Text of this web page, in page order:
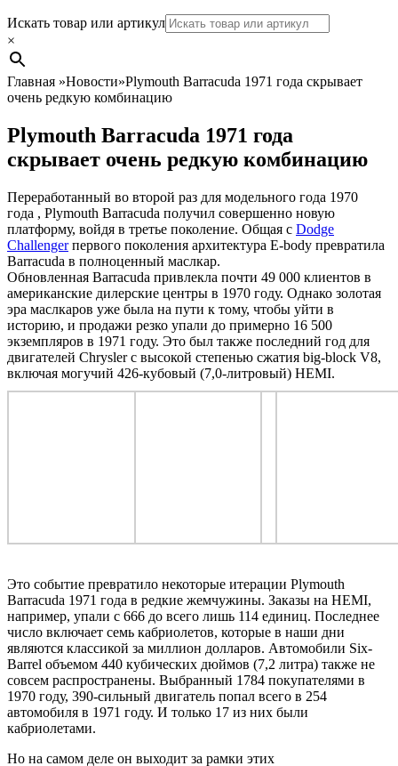
Search
Искать товар или артикул
×
Главная »Новости»Plymouth Barracuda 1971 года скрывает
очень редкую комбинацию
Plymouth Barracuda 1971 года
скрывает очень редкую комбинацию
Переработанный во второй раз для модельного года 1970
года , Plymouth Barracuda получил совершенно новую
платформу, войдя в третье поколение. Общая с Dodge
Challengerпервого поколения архитектура E-body превратила
Barracuda в полноценный маслкар.
Обновленная Barracuda привлекла почти 49 000 клиентов в
американские дилерские центры в 1970 году. Однако золотая
эра маслкаров уже была на пути к тому, чтобы уйти в
историю, и продажи резко упали до примерно 16 500
экземпляров в 1971 году. Это был также последний год для
двигателей Chrysler с высокой степенью сжатия big-block V8,
включая могучий 426-кубовый (7,0-литровый) HEMI.
Это событие превратило некоторые итерации Plymouth
Barracuda 1971 года в редкие жемчужины. Заказы на HEMI,
например, упали с 666 до всего лишь 114 единиц. Последнее
число включает семь кабриолетов, которые в наши дни
являются классикой за миллион долларов. Автомобили Six-
Barrel объемом 440 кубических дюймов (7,2 литра) также не
совсем распространены. Выбранный 1784 покупателями в
1970 году, 390-сильный двигатель попал всего в 254
автомобиля в 1971 году. И только 17 из них были
кабриолетами.
Но на самом деле он выходит за рамки этих